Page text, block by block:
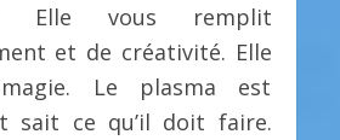
Elle vous remplit
et de créativité. Elle
Le plasma est
sait ce qu’il doit faire.